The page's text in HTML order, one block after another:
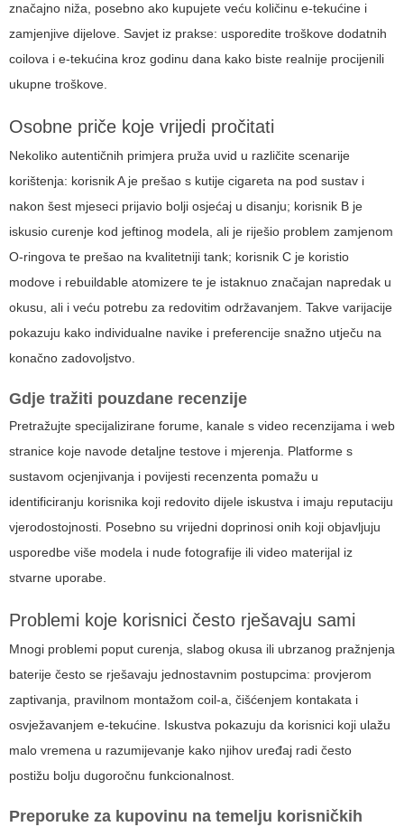
značajno niža, posebno ako kupujete veću količinu e-tekućine i
zamjenjive dijelove. Savjet iz prakse: usporedite troškove dodatnih
coilova i e-tekućina kroz godinu dana kako biste realnije procijenili
ukupne troškove.
Osobne priče koje vrijedi pročitati
Nekoliko autentičnih primjera pruža uvid u različite scenarije
korištenja: korisnik A je prešao s kutije cigareta na pod sustav i
nakon šest mjeseci prijavio bolji osjećaj u disanju; korisnik B je
iskusio curenje kod jeftinog modela, ali je riješio problem zamjenom
O-ringova te prešao na kvalitetniji tank; korisnik C je koristio
modove i rebuildable atomizere te je istaknuo značajan napredak u
okusu, ali i veću potrebu za redovitim održavanjem. Takve varijacije
pokazuju kako individualne navike i preferencije snažno utječu na
konačno zadovoljstvo.
Gdje tražiti pouzdane recenzije
Pretražujte specijalizirane forume, kanale s video recenzijama i web
stranice koje navode detaljne testove i mjerenja. Platforme s
sustavom ocjenjivanja i povijesti recenzenta pomažu u
identificiranju korisnika koji redovito dijele iskustva i imaju reputaciju
vjerodostojnosti. Posebno su vrijedni doprinosi onih koji objavljuju
usporedbe više modela i nude fotografije ili video materijal iz
stvarne uporabe.
Problemi koje korisnici često rješavaju sami
Mnogi problemi poput curenja, slabog okusa ili ubrzanog pražnjenja
baterije često se rješavaju jednostavnim postupcima: provjerom
zaptivanja, pravilnom montažom coil-a, čišćenjem kontakata i
osvježavanjem e-tekućine. Iskustva pokazuju da korisnici koji ulažu
malo vremena u razumijevanje kako njihov uređaj radi često
postižu bolju dugoročnu funkcionalnost.
Preporuke za kupovinu na temelju korisničkih